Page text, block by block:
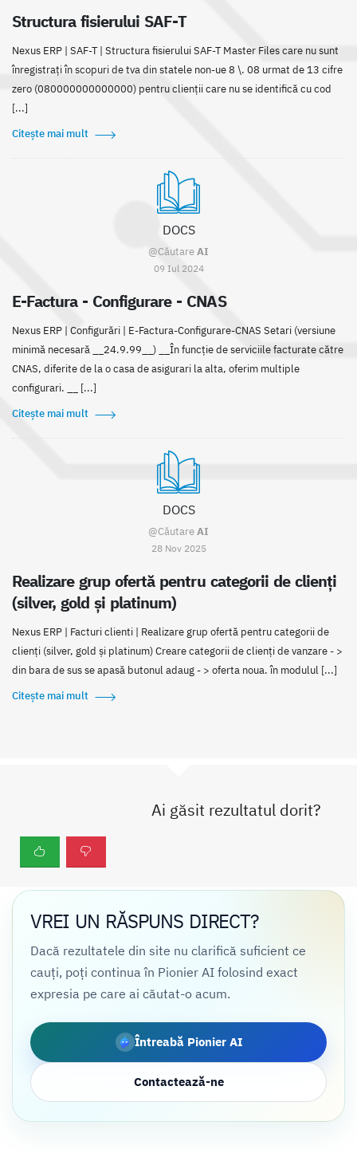
Structura fisierului SAF-T
Nexus ERP | SAF-T | Structura fisierului SAF-T Master Files care nu sunt
înregistrați în scopuri de tva din statele non-ue 8 \. 08 urmat de 13 cifre
zero (080000000000000) pentru clienții care nu se identifică cu cod
[...]
Citește mai mult
DOCS
@CăutareAI
09 Iul 2024
E-Factura - Configurare - CNAS
Nexus ERP | Configurări | E-Factura-Configurare-CNAS Setari (versiune
minimă necesară __24.9.99__) __În funcție de serviciile facturate către
CNAS, diferite de la o casa de asigurari la alta, oferim multiple
configurari. __ [...]
Citește mai mult
DOCS
@CăutareAI
28 Nov 2025
Realizare grup ofertă pentru categorii de clienți
(silver, gold și platinum)
Nexus ERP | Facturi clienti | Realizare grup ofertă pentru categorii de
clienți (silver, gold și platinum) Creare categorii de clienți de vanzare - >
din bara de sus se apasă butonul adaug - > oferta noua. în modulul [...]
Citește mai mult
Ai găsit rezultatul dorit?
VREI UN RĂSPUNS DIRECT?
Dacă rezultatele din site nu clarifică suficient ce
cauți, poți continua în Pionier AI folosind exact
expresia pe care ai căutat-o acum.
Întreabă Pionier AI
Contactează-ne